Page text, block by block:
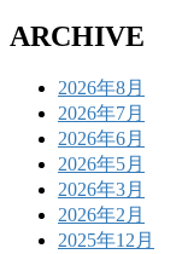
ARCHIVE
2026年8月
2026年7月
2026年6月
2026年5月
2026年3月
2026年2月
2025年12月